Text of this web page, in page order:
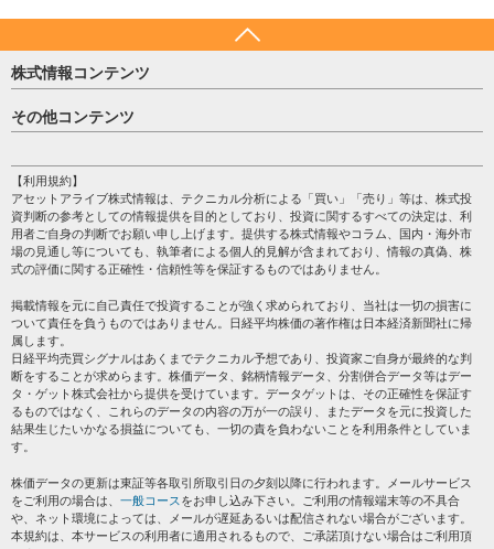
株式情報コンテンツ
日経平均
売買シグナル
株テーマ情報
海外市況
投資カレンダー
格付け情報
その他コンテンツ
個人情報保護方針
プライバシーポリシー
会社案内
サイトマップ
過去データ
【利用規約】
アセットアライブ株式情報は、テクニカル分析による「買い」「売り」等は、株式投
資判断の参考としての情報提供を目的としており、投資に関するすべての決定は、利
用者ご自身の判断でお願い申し上げます。提供する株式情報やコラム、国内・海外市
場の見通し等についても、執筆者による個人的見解が含まれており、情報の真偽、株
式の評価に関する正確性・信頼性等を保証するものではありません。
掲載情報を元に自己責任で投資することが強く求められており、当社は一切の損害に
ついて責任を負うものではありません。日経平均株価の著作権は日本経済新聞社に帰
属します。
日経平均売買シグナルはあくまでテクニカル予想であり、投資家ご自身が最終的な判
断をすることが求めらます。株価データ、銘柄情報データ、分割併合データ等はデー
タ・ゲット株式会社から提供を受けています。データゲットは、その正確性を保証す
るものではなく、これらのデータの内容の万が一の誤り、またデータを元に投資した
結果生じたいかなる損益についても、一切の責を負わないことを利用条件としていま
す。
株価データの更新は東証等各取引所取引日の夕刻以降に行われます。メールサービス
をご利用の場合は、 一般コース をお申し込み下さい。ご利用の情報端末等の不具合
や、ネット環境によっては、メールが遅延あるいは配信されない場合がございます。
本規約は、本サービスの利用者に適用されるもので、ご承諾頂けない場合はご利用頂